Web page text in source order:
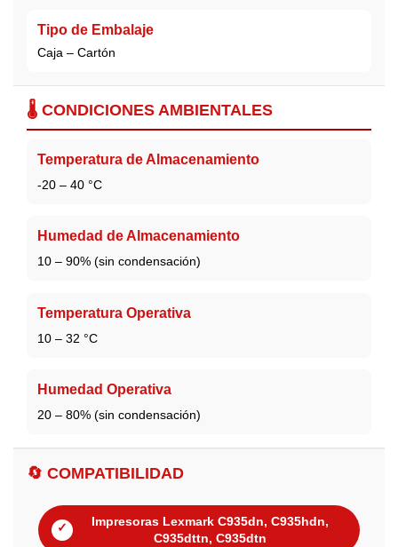
Tipo de Embalaje
Caja – Cartón
🌡️ CONDICIONES AMBIENTALES
Temperatura de Almacenamiento
-20 – 40 °C
Humedad de Almacenamiento
10 – 90% (sin condensación)
Temperatura Operativa
10 – 32 °C
Humedad Operativa
20 – 80% (sin condensación)
🔄 COMPATIBILIDAD
✓
Impresoras Lexmark C935dn, C935hdn,
C935dttn, C935dtn